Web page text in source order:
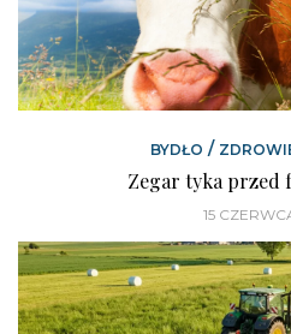
BYDŁO /
Zegar tyka przed
15